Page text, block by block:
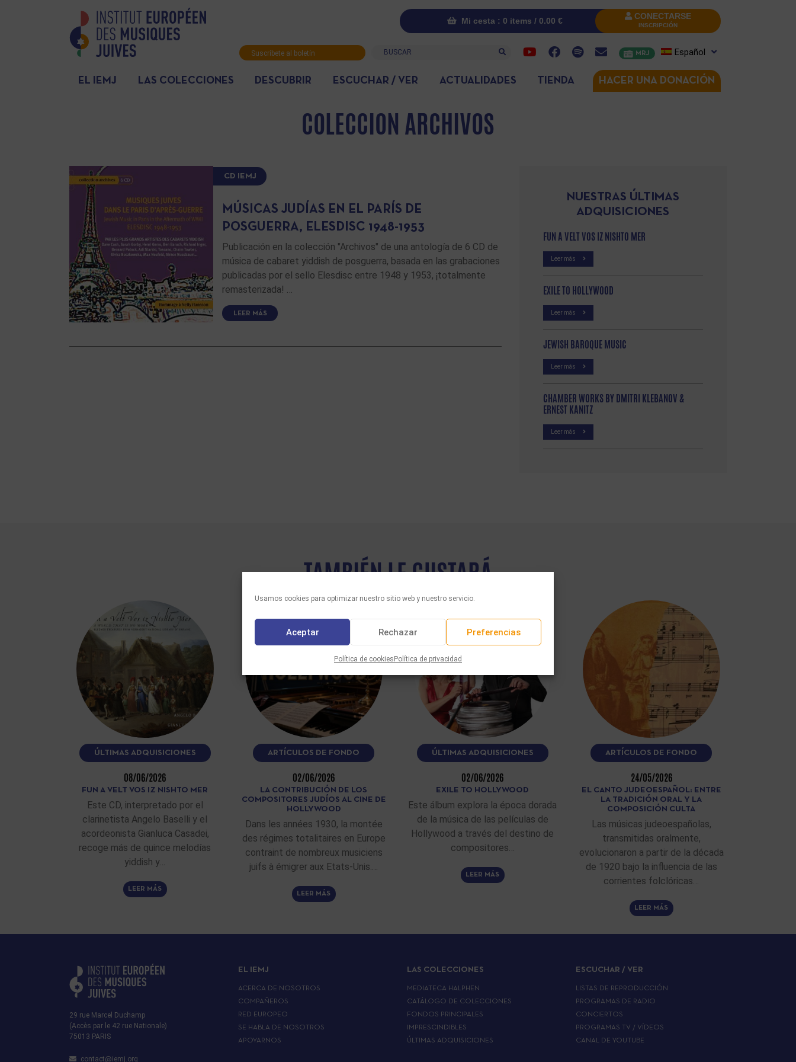
Usamos cookies para optimizar nuestro sitio web y nuestro servicio.
Aceptar Rechazar Preferencias
Política de cookies Política de privacidad
Mi cesta : 0 items / 0.00 € CONECTARSE
INSCRIPCIÓN
Suscríbete al boletín
Buscar MRJ Español
EL IEMJ LAS COLECCIONES DESCUBRIR ESCUCHAR / VER ACTUALIDADES TIENDA HACER UNA DONACIÓN
COLECCION ARCHIVOS
CD IEMJ
MÚSICAS JUDÍAS EN EL PARÍS DE
POSGUERRA, ELESDISC 1948-1953
Publicación en la colección "Archivos" de una antología de 6 CD de
música de cabaret yiddish de posguerra, basada en las grabaciones
publicadas por el sello Elesdisc entre 1948 y 1953, ¡totalmente
remasterizada! …
LEER MÁS
NUESTRAS ÚLTIMAS
ADQUISICIONES
FUN A VELT VOS IZ NISHTO MER
Leer más
EXILE TO HOLLYWOOD
Leer más
JEWISH BAROQUE MUSIC
Leer más
CHAMBER WORKS BY DMITRI KLEBANOV &
ERNEST KANITZ
Leer más
TAMBIÉN LE GUSTARÁ
ÚLTIMAS ADQUISICIONES
08/06/2026
FUN A VELT VOS IZ NISHTO MER
Este CD, interpretado por el
clarinetista Angelo Baselli y el
acordeonista Gianluca Casadei,
recoge más de quince melodías
yiddish y…
LEER MÁS
ARTÍCULOS DE FONDO
02/06/2026
LA CONTRIBUCIÓN DE LOS
COMPOSITORES JUDÍOS AL CINE DE
HOLLYWOOD
Dans les années 1930, la montée
des régimes totalitaires en Europe
contraint de nombreux musiciens
juifs à émigrer aux Etats-Unis.…
LEER MÁS
ÚLTIMAS ADQUISICIONES
02/06/2026
EXILE TO HOLLYWOOD
Este álbum explora la época dorada
de la música de las películas de
Hollywood a través del destino de
compositores…
LEER MÁS
ARTÍCULOS DE FONDO
24/05/2026
EL CANTO JUDEOESPAÑOL: ENTRE
LA TRADICIÓN ORAL Y LA
COMPOSICIÓN CULTA
Las músicas judeoespañolas,
transmitidas oralmente,
evolucionaron a partir de la década
de 1920 bajo la influencia de las
corrientes folclóricas…
LEER MÁS
29 rue Marcel Duchamp
(Accès par le 42 rue Nationale)
75013 PARIS
contact@iemj.org
EL IEMJ
ACERCA DE NOSOTROS
COMPAÑEROS
RED EUROPEO
SE HABLA DE NOSOTROS
APOYARNOS
LAS COLECCIONES
MEDIATECA HALPHEN
CATÁLOGO DE COLECCIONES
FONDOS PRINCIPALES
IMPRESCINDIBLES
ÚLTIMAS ADQUISICIONES
ESCUCHAR / VER
LISTAS DE REPRODUCCIÓN
PROGRAMAS DE RADIO
CONCIERTOS
PROGRAMAS TV / VÍDEOS
CANAL DE YOUTUBE